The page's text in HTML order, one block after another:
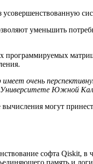
усовершенствованную
уменьшить
очень
Южной
вычисления могут
софта Qiskit, в
память и